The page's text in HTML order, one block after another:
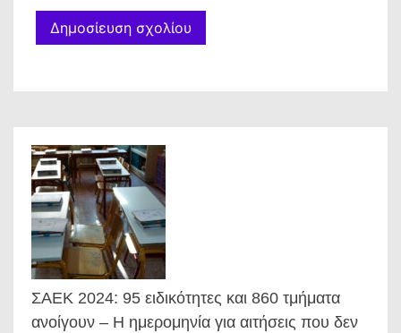
ΣΑΕΚ 2024: 95 ειδικότητες και 860 τμήματα
ανοίγουν – Η ημερομηνία για αιτήσεις που δεν